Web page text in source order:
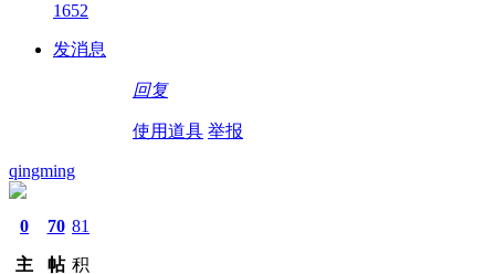
1652
发消息
回复
使用道具 举报
qingming
0
主
70
帖
81
积